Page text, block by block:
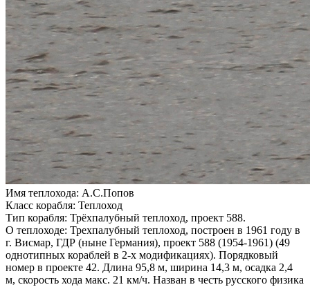
Имя теплохода: А.С.Попов
Класс корабля: Теплоход
Тип корабля: Трёхпалубный теплоход, проект 588.
О теплоходе: Трехпалубный теплоход, построен в 1961 году в
г. Висмар, ГДР (ныне Германия), проект 588 (1954-1961) (49
однотипных кораблей в 2-х модификациях). Порядковый
номер в проекте 42. Длина 95,8 м, ширина 14,3 м, осадка 2,4
м, скорость хода макс. 21 км/ч. Назван в честь русского физика